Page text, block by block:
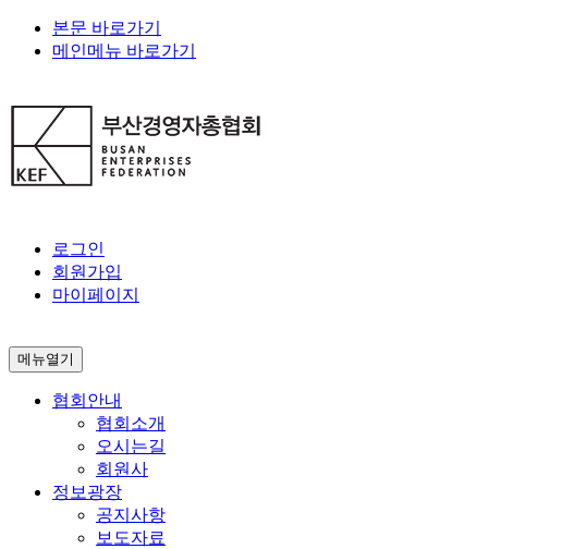
본문 바로가기
메인메뉴 바로가기
로그인
회원가입
마이페이지
메뉴열기
협회안내
협회소개
오시는길
회원사
정보광장
공지사항
보도자료